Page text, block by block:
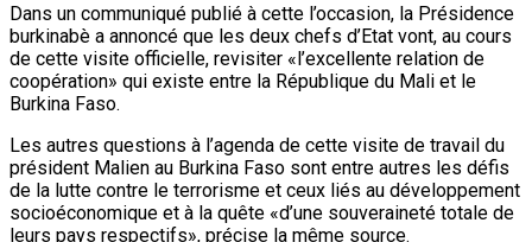
Dans un communiqué publié à cette l’occasion, la Présidence
burkinabè a annoncé que les deux chefs d’Etat vont, au cours
de cette visite officielle, revisiter «l’excellente relation de
coopération» qui existe entre la République du Mali et le
Burkina Faso.
Les autres questions à l’agenda de cette visite de travail du
président Malien au Burkina Faso sont entre autres les défis
de la lutte contre le terrorisme et ceux liés au développement
socioéconomique et à la quête «d’une souveraineté totale de
leurs pays respectifs», précise la même source.